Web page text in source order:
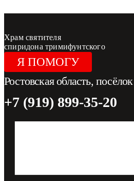
Храм святителя
спиридона тримифунтского
Я ПОМОГУ
Ростовская область,
+7 (919) 899-35-20